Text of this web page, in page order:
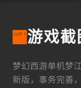
🏧游戏截
梦幻西游单机梦
新版，事务完善